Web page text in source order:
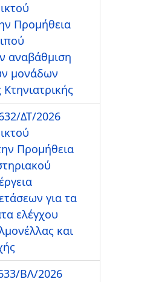
Προμήθεια
αναβάθμιση
μονάδων
ΔΤ/2026
Προμήθεια
για τα
ελέγχου
και
ΒΛ/2026